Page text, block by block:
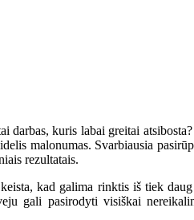
kuris labai greitai
malonumas. Svarbiausia
rezultatais.
kad galima rinktis iš tiek
gali pasirodyti visiškai